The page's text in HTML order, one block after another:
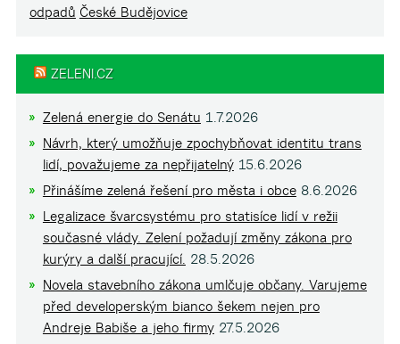
odpadů České Budějovice
ZELENI.CZ
Zelená energie do Senátu 1.7.2026
Návrh, který umožňuje zpochybňovat identitu trans
lidí, považujeme za nepřijatelný 15.6.2026
Přinášíme zelená řešení pro města i obce 8.6.2026
Legalizace švarcsystému pro statisíce lidí v režii
současné vlády. Zelení požadují změny zákona pro
kurýry a další pracující. 28.5.2026
Novela stavebního zákona umlčuje občany. Varujeme
před developerským bianco šekem nejen pro
Andreje Babiše a jeho firmy 27.5.2026